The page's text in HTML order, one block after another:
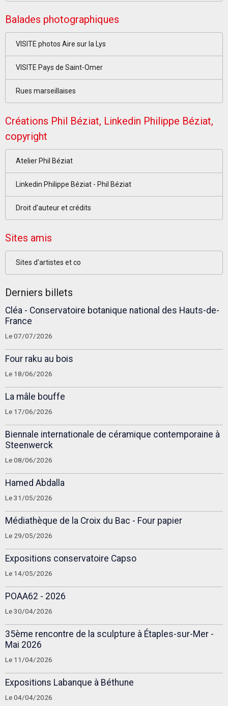
Balades photographiques
VISITE photos Aire sur la Lys
VISITE Pays de Saint-Omer
Rues marseillaises
Créations Phil Béziat, Linkedin Philippe Béziat,
copyright
Atelier Phil Béziat
Linkedin Philippe Béziat - Phil Béziat
Droit d'auteur et crédits
Sites amis
Sites d'artistes et co
Derniers billets
Cléa - Conservatoire botanique national des Hauts-de-
France
Le 07/07/2026
Four raku au bois
Le 18/06/2026
La mâle bouffe
Le 17/06/2026
Biennale internationale de céramique contemporaine à
Steenwerck
Le 08/06/2026
Hamed Abdalla
Le 31/05/2026
Médiathèque de la Croix du Bac - Four papier
Le 29/05/2026
Expositions conservatoire Capso
Le 14/05/2026
POAA62 - 2026
Le 30/04/2026
35ème rencontre de la sculpture à Étaples-sur-Mer -
Mai 2026
Le 11/04/2026
Expositions Labanque à Béthune
Le 04/04/2026